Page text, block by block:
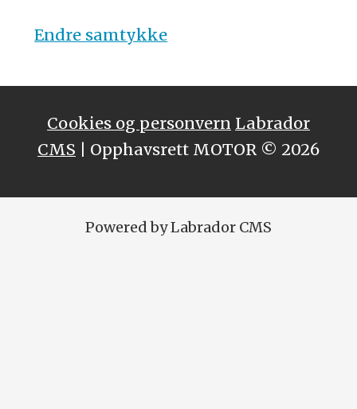
Endre samtykke
Cookies og personvern Labrador
CMS | Opphavsrett MOTOR © 2026
Powered by Labrador CMS